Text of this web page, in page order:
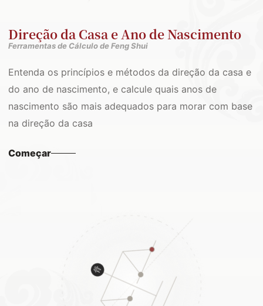
Direção da Casa e Ano de Nascimento
Ferramentas de Cálculo de Feng Shui
Entenda os princípios e métodos da direção da casa e
do ano de nascimento, e calcule quais anos de
nascimento são mais adequados para morar com base
na direção da casa
Começar